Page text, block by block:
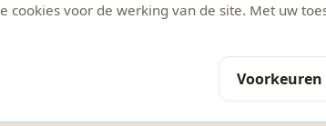
cookies voor de werking van de site. Met uw
Voorkeuren